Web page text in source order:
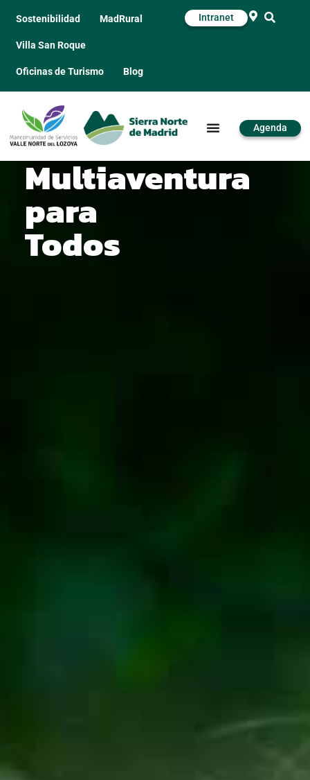
Sostenibilidad MadRural
Villa San Roque
Oficinas de Turismo Blog
Intranet
Agenda
Multiaventura
para
Todos